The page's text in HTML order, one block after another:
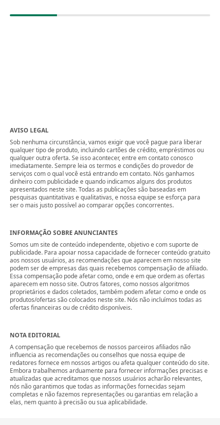
AVISO LEGAL
Sob nenhuma circunstância, vamos exigir que você pague para liberar
qualquer tipo de produto, incluindo cartões de crédito, empréstimos ou
qualquer outra oferta. Se isso acontecer, entre em contato conosco
imediatamente. Sempre leia os termos e condições do provedor de
serviços com o qual você está entrando em contato. Nós ganhamos
dinheiro com publicidade e quando indicamos alguns dos produtos
apresentados neste site. Todas as publicações são baseadas em
pesquisas quantitativas e qualitativas, e nossa equipe se esforça para
ser o mais justo possível ao comparar opções concorrentes.
INFORMAÇÃO SOBRE ANUNCIANTES
Somos um site de conteúdo independente, objetivo e com suporte de
publicidade. Para apoiar nossa capacidade de fornecer conteúdo gratuito
aos nossos usuários, as recomendações que aparecem em nosso site
podem ser de empresas das quais recebemos compensação de afiliado.
Essa compensação pode afetar como, onde e em que ordem as ofertas
aparecem em nosso site. Outros fatores, como nossos algoritmos
proprietários e dados coletados, também podem afetar como e onde os
produtos/ofertas são colocados neste site. Nós não incluímos todas as
ofertas financeiras ou de crédito disponíveis.
NOTA EDITORIAL
A compensação que recebemos de nossos parceiros afiliados não
influencia as recomendações ou conselhos que nossa equipe de
redatores fornece em nossos artigos ou afeta qualquer conteúdo do site.
Embora trabalhemos arduamente para fornecer informações precisas e
atualizadas que acreditamos que nossos usuários acharão relevantes,
nós não garantimos que todas as informações fornecidas sejam
completas e não fazemos representações ou garantias em relação a
elas, nem quanto à precisão ou sua aplicabilidade.